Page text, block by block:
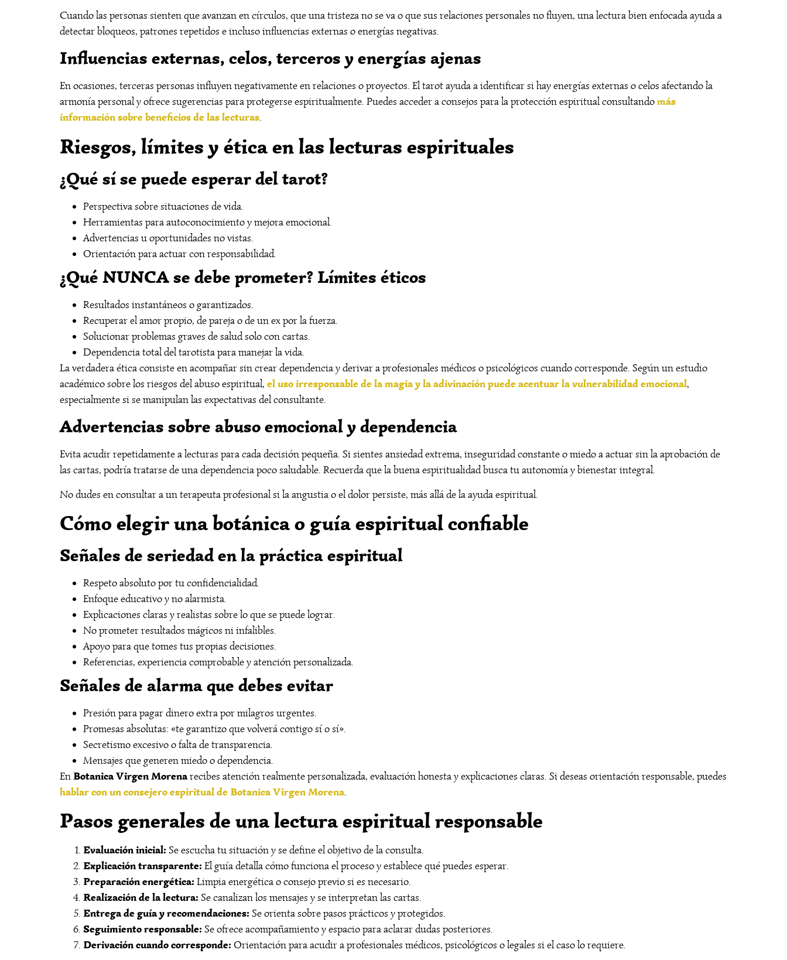
Cuando las personas sienten que avanzan en círculos, que una tristeza no se va o que sus relaciones personales no fluyen, una lectura bien enfocada ayuda a
detectar bloqueos, patrones repetidos e incluso influencias externas o energías negativas.
Influencias externas, celos, terceros y energías ajenas
En ocasiones, terceras personas influyen negativamente en relaciones o proyectos. El tarot ayuda a identificar si hay energías externas o celos afectando la
armonía personal y ofrece sugerencias para protegerse espiritualmente. Puedes acceder a consejos para la protección espiritual consultandomás
información sobre beneficios de las lecturas.
Riesgos, límites y ética en las lecturas espirituales
¿Qué sí se puede esperar del tarot?
Perspectiva sobre situaciones de vida.
Herramientas para autoconocimiento y mejora emocional.
Advertencias u oportunidades no vistas.
Orientación para actuar con responsabilidad.
¿Qué NUNCA se debe prometer? Límites éticos
Resultados instantáneos o garantizados.
Recuperar el amor propio, de pareja o de un ex por la fuerza.
Solucionar problemas graves de salud solo con cartas.
Dependencia total del tarotista para manejar la vida.
La verdadera ética consiste en acompañar sin crear dependencia y derivar a profesionales médicos o psicológicos cuando corresponde. Según un estudio
académico sobre los riesgos del abuso espiritual, el uso irresponsable de la magia y la adivinación puede acentuar la vulnerabilidad emocional,
especialmente si se manipulan las expectativas del consultante.
Advertencias sobre abuso emocional y dependencia
Evita acudir repetidamente a lecturas para cada decisión pequeña. Si sientes ansiedad extrema, inseguridad constante o miedo a actuar sin la aprobación de
las cartas, podría tratarse de una dependencia poco saludable. Recuerda que la buena espiritualidad busca tu autonomía y bienestar integral.
No dudes en consultar a un terapeuta profesional si la angustia o el dolor persiste, más allá de la ayuda espiritual.
Cómo elegir una botánica o guía espiritual confiable
Señales de seriedad en la práctica espiritual
Respeto absoluto por tu confidencialidad.
Enfoque educativo y no alarmista.
Explicaciones claras y realistas sobre lo que se puede lograr.
No prometer resultados mágicos ni infalibles.
Apoyo para que tomes tus propias decisiones.
Referencias, experiencia comprobable y atención personalizada.
Señales de alarma que debes evitar
Presión para pagar dinero extra por milagros urgentes.
Promesas absolutas: «te garantizo que volverá contigo sí o sí».
Secretismo excesivo o falta de transparencia.
Mensajes que generen miedo o dependencia.
EnBotanica Virgen Morenarecibes atención realmente personalizada, evaluación honesta y explicaciones claras. Si deseas orientación responsable, puedes
hablar con un consejero espiritual de Botanica Virgen Morena.
Pasos generales de una lectura espiritual responsable
Evaluación inicial: Se escucha tu situación y se define el objetivo de la consulta.
Explicación transparente: El guía detalla cómo funciona el proceso y establece qué puedes esperar.
Preparación energética: Limpia energética o consejo previo si es necesario.
Realización de la lectura: Se canalizan los mensajes y se interpretan las cartas.
Entrega de guía y recomendaciones: Se orienta sobre pasos prácticos y protegidos.
Seguimiento responsable: Se ofrece acompañamiento y espacio para aclarar dudas posteriores.
Derivación cuando corresponde: Orientación para acudir a profesionales médicos, psicológicos o legales si el caso lo requiere.